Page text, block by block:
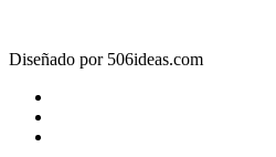
Diseñado por 506ideas.com